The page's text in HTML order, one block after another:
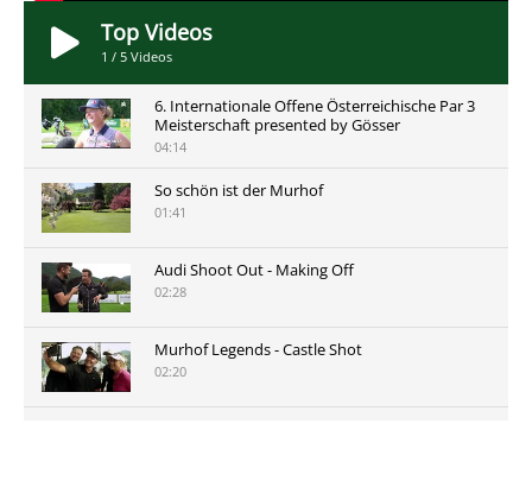
Top Videos
1 / 5 Videos
6. Internationale Offene Österreichische Par 3
Meisterschaft presented by Gösser
04:14
So schön ist der Murhof
01:41
Audi Shoot Out - Making Off
02:28
Murhof Legends - Castle Shot
02:20